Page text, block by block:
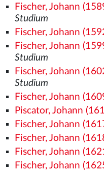
Fischer, Johann
Studium
Fischer, Johann
Fischer, Johann
Studium
Fischer, Johann
Studium
Fischer, Johann
Piscator, Johann
Fischer, Johann
Fischer, Johann
Fischer, Johann
Fischer, Johann